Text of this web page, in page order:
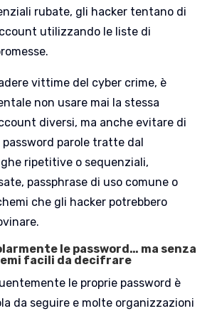
rubate, gli hacker tentano di
utilizzando le liste di
vittime del cyber crime, è
non usare mai la stessa
diversi, ma anche evitare di
parole tratte dal
ripetitive o sequenziali,
passphrase di uso comune o
che gli hacker potrebbero
le password… ma senza
facili da decifrare
le proprie password è
da seguire e molte organizzazioni